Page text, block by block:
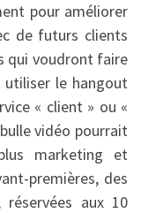
pour améliorer
de futurs clients
qui voudront faire
le hangout
« client » ou «
vidéo pourrait
marketing et
premières, des
réservées aux 10